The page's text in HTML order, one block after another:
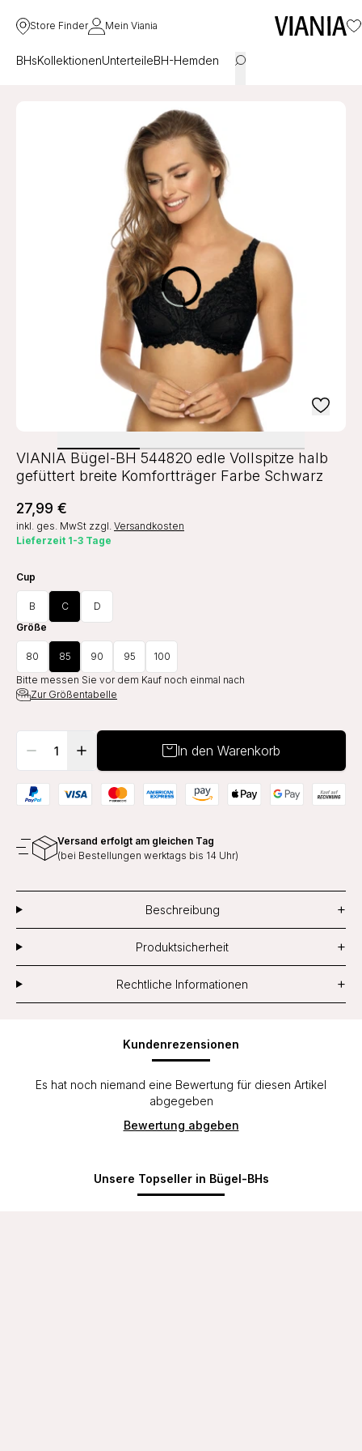
Store Finder Mein Viania
BHsKollektionenUnterteileBH-Hemden
VIANIA Bügel-BH 544820 edle Vollspitze halb
gefüttert breite Komfortträger Farbe Schwarz
27,99 €
inkl. ges. MwSt zzgl. Versandkosten
Lieferzeit 1-3 Tage
Cup
B C
D
Größe
80 85 90 95
100
Bitte messen Sie vor dem Kauf noch einmal nach
Zur Größentabelle
In den Warenkorb
Versand erfolgt am gleichen Tag
(bei Bestellungen werktags bis 14 Uhr)
Beschreibung +
Produktsicherheit +
Rechtliche Informationen +
Kundenrezensionen
Es hat noch niemand eine Bewertung für diesen Artikel
abgegeben
Bewertung abgeben
Unsere Topseller in Bügel-BHs